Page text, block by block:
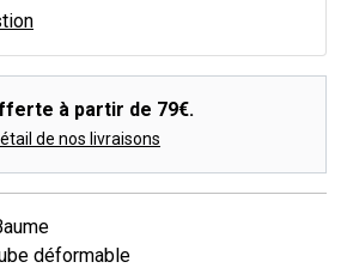
à partir de 79€.
de nos livraisons
déformable